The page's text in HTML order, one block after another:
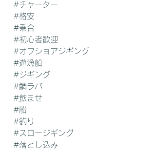
#チャーター
#格安
#乗合
#初心者歓迎
#オフショアジギング
#遊漁船
#ジギング
#鯛ラバ
#飲ませ
#船
#釣り
#スロージギング
#落とし込み